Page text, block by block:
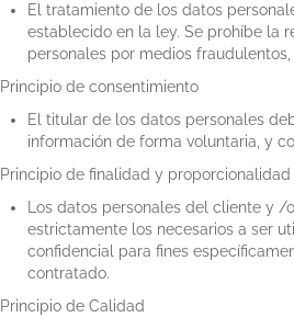
El tratamiento de los datos
establecido en la ley. Se prohíbe la
personales por medios
Principio de consentimiento
El titular de los datos personales
información de forma voluntaria, y
Principio de finalidad y proporcionalidad
Los datos personales del cliente y /
estrictamente los necesarios a ser
confidencial para fines
contratado.
Principio de Calidad